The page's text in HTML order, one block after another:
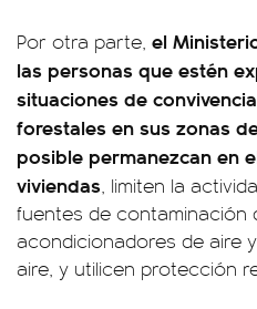
Por otra parte, el
las personas que estén
situaciones de
forestales en sus zonas
posible permanezcan en
viviendas, limiten la
fuentes de contaminación
acondicionadores de aire
aire, y utilicen protección